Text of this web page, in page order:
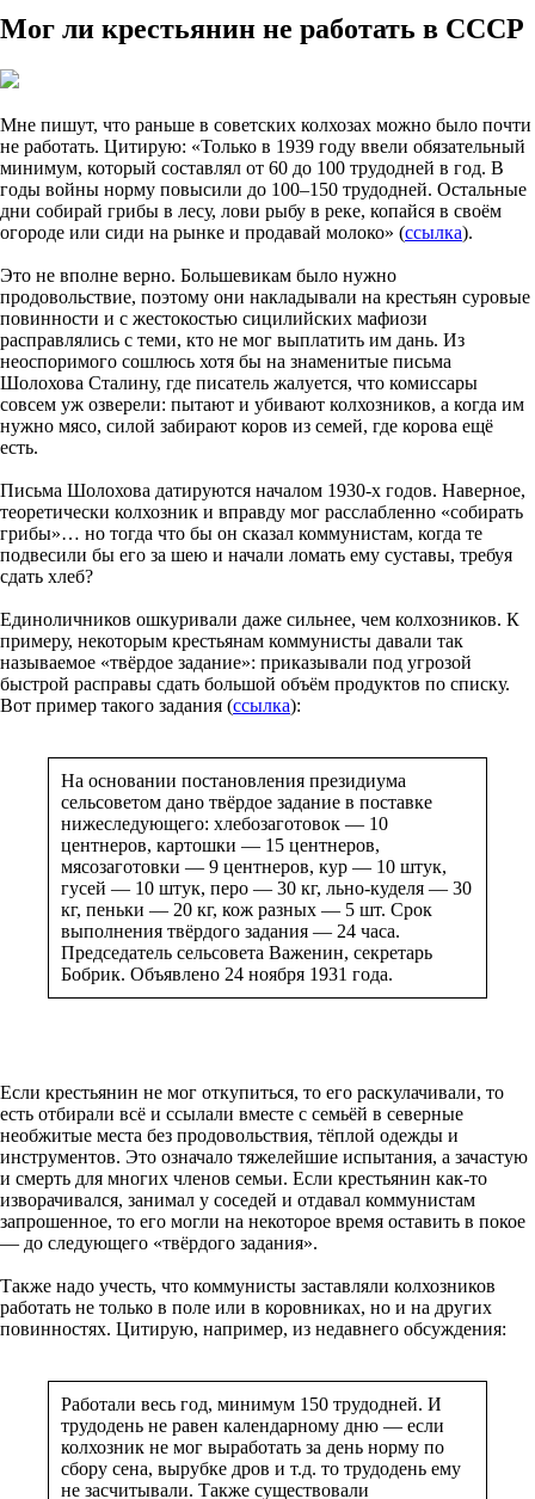
Мог ли крестьянин не работать в СССР
Мне пишут, что раньше в советских колхозах можно было почти
не работать. Цитирую: «Только в 1939 году ввели обязательный
минимум, который составлял от 60 до 100 трудодней в год. В
годы войны норму повысили до 100–150 трудодней. Остальные
дни собирай грибы в лесу, лови рыбу в реке, копайся в своём
огороде или сиди на рынке и продавай молоко» (ссылка).
Это не вполне верно. Большевикам было нужно
продовольствие, поэтому они накладывали на крестьян суровые
повинности и с жестокостью сицилийских мафиози
расправлялись с теми, кто не мог выплатить им дань. Из
неоспоримого сошлюсь хотя бы на знаменитые письма
Шолохова Сталину, где писатель жалуется, что комиссары
совсем уж озверели: пытают и убивают колхозников, а когда им
нужно мясо, силой забирают коров из семей, где корова ещё
есть.
Письма Шолохова датируются началом 1930-х годов. Наверное,
теоретически колхозник и вправду мог расслабленно «собирать
грибы»… но тогда что бы он сказал коммунистам, когда те
подвесили бы его за шею и начали ломать ему суставы, требуя
сдать хлеб?
Единоличников ошкуривали даже сильнее, чем колхозников. К
примеру, некоторым крестьянам коммунисты давали так
называемое «твёрдое задание»: приказывали под угрозой
быстрой расправы сдать большой объём продуктов по списку.
Вот пример такого задания (ссылка):
На основании постановления президиума
сельсоветом дано твёрдое задание в поставке
нижеследующего: хлебозаготовок — 10
центнеров, картошки — 15 центнеров,
мясозаготовки — 9 центнеров, кур — 10 штук,
гусей — 10 штук, перо — 30 кг, льно-куделя — 30
кг, пеньки — 20 кг, кож разных — 5 шт. Срок
выполнения твёрдого задания — 24 часа.
Председатель сельсовета Важенин, секретарь
Бобрик. Объявлено 24 ноября 1931 года.
Если крестьянин не мог откупиться, то его раскулачивали, то
есть отбирали всё и ссылали вместе с семьёй в северные
необжитые места без продовольствия, тёплой одежды и
инструментов. Это означало тяжелейшие испытания, а зачастую
и смерть для многих членов семьи. Если крестьянин как-то
изворачивался, занимал у соседей и отдавал коммунистам
запрошенное, то его могли на некоторое время оставить в покое
— до следующего «твёрдого задания».
Также надо учесть, что коммунисты заставляли колхозников
работать не только в поле или в коровниках, но и на других
повинностях. Цитирую, например, из недавнего обсуждения:
Работали весь год, минимум 150 трудодней. И
трудодень не равен календарному дню — если
колхозник не мог выработать за день норму по
сбору сена, вырубке дров и т.д. то трудодень ему
не засчитывали. Также существовали